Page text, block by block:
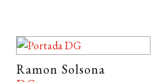
Ramon Solsona